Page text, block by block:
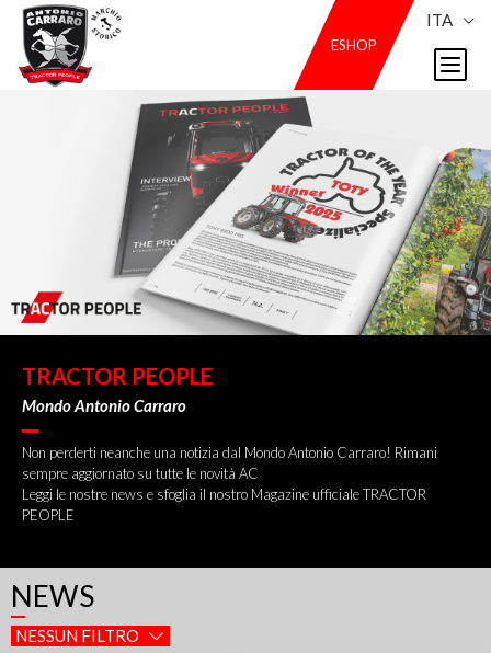
ESHOP
ITA
TRACTOR PEOPLE
Mondo Antonio Carraro
Non perderti neanche una notizia dal Mondo Antonio Carraro! Rimani
sempre aggiornato su tutte le novità AC
Leggi le nostre news e sfoglia il nostro Magazine ufficiale TRACTOR
PEOPLE
NEWS
NESSUN FILTRO